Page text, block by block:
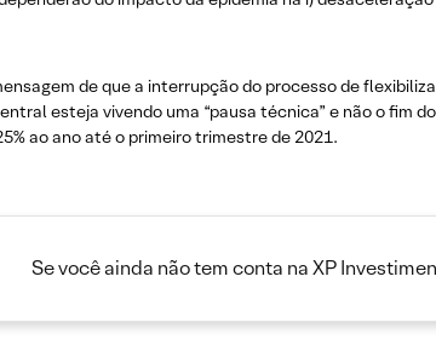
de que a interrupção do processo de
esteja vivendo uma “pausa técnica” e não o
ao ano até o primeiro trimestre de 2021.
Se você ainda não tem conta na XP